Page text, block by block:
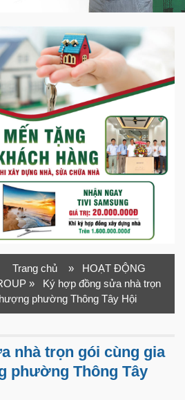
Trang chủ » HOẠT ĐỘNG
» Ký hợp đồng sửa nhà trọn
phường Thông Tây Hội
nhà trọn gói cùng gia
phường Thông Tây